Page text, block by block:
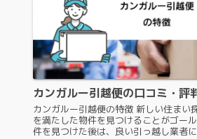
カンガルー引越便の口コミ・評
カンガルー引越便の特徴 新しい住まい
を満たした物件を見つけることがゴー
件を見つけた後は、良い引っ越し業者